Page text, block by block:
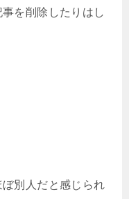
を削除したりはし
別人だと感じられ